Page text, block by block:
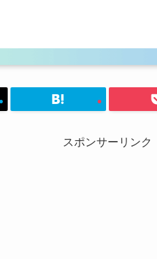
スポンサーリンク